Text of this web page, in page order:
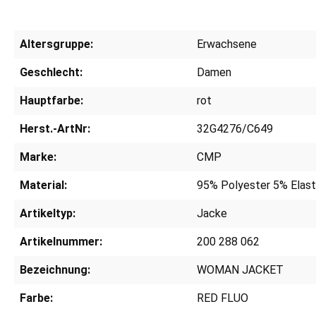
Altersgruppe: Erwachsene
Geschlecht: Damen
Hauptfarbe: rot
Herst.-ArtNr: 32G4276/C649
Marke: CMP
Material: 95% Polyester 5%
Artikeltyp: Jacke
Artikelnummer: 200 288 062
Bezeichnung: WOMAN JACKET
Farbe: RED FLUO